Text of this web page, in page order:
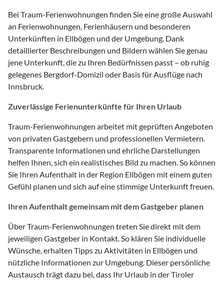
Bei Traum-Ferienwohnungen finden Sie eine große Auswahl
an Ferienwohnungen, Ferienhäusern und besonderen
Unterkünften in Ellbögen und der Umgebung. Dank
detaillierter Beschreibungen und Bildern wählen Sie genau
jene Unterkunft, die zu Ihren Bedürfnissen passt – ob ruhig
gelegenes Bergdorf-Domizil oder Basis für Ausflüge nach
Innsbruck.
Zuverlässige Ferienunterkünfte für Ihren Urlaub
Traum-Ferienwohnungen arbeitet mit geprüften Angeboten
von privaten Gastgebern und professionellen Vermietern.
Transparente Informationen und ehrliche Darstellungen
helfen Ihnen, sich ein realistisches Bild zu machen. So können
Sie Ihren Aufenthalt in der Region Ellbögen mit einem guten
Gefühl planen und sich auf eine stimmige Unterkunft freuen.
Ihren Aufenthalt gemeinsam mit dem Gastgeber planen
Über Traum-Ferienwohnungen treten Sie direkt mit dem
jeweiligen Gastgeber in Kontakt. So klären Sie individuelle
Wünsche, erhalten Tipps zu Aktivitäten in Ellbögen und
nützliche Informationen zur Umgebung. Dieser persönliche
Austausch trägt dazu bei, dass Ihr Urlaub in der Tiroler